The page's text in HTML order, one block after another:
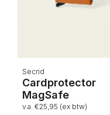
Secrid
Cardprotector
MagSafe
v.a. €25,95 (ex btw)